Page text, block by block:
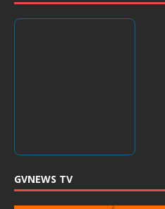
GVNEWS TV